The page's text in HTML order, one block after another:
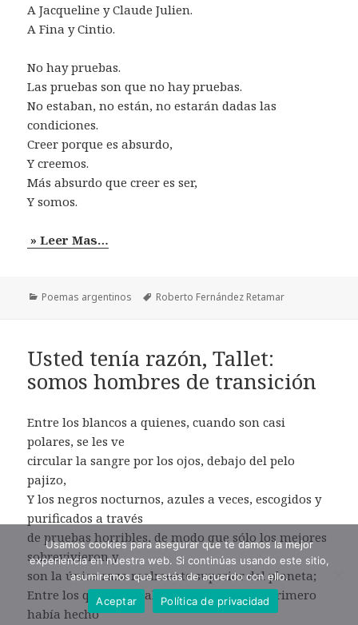
A Jacqueline y Claude Julien.
A Fina y Cintio.
No hay pruebas.
Las pruebas son que no hay pruebas.
No estaban, no están, no estarán dadas las
condiciones.
Creer porque es absurdo,
Y creemos.
Más absurdo que creer es ser,
Y somos.
» Leer Mas…
Categorías
Poemas argentinos Etiquetas
Roberto Fernández Retamar
Usted tenía razón, Tallet:
somos hombres de transición
Entre los blancos a quienes, cuando son casi
polares, se les ve
circular la sangre por los ojos, debajo del pelo
pajizo,
Y los negros nocturnos, azules a veces, escogidos y
purificados a través
de pruebas horribles, de modo que sólo los mejores
sobrevivieron y
son la única raza realmente superior del planeta;
Entre los que sobresaltaba la bomba que primero
había hecho
Usamos cookies para asegurar que te damos la mejor
experiencia en nuestra web. Si continúas usando este sitio,
asumiremos que estás de acuerdo con ello.
Aceptar
Política de privacidad